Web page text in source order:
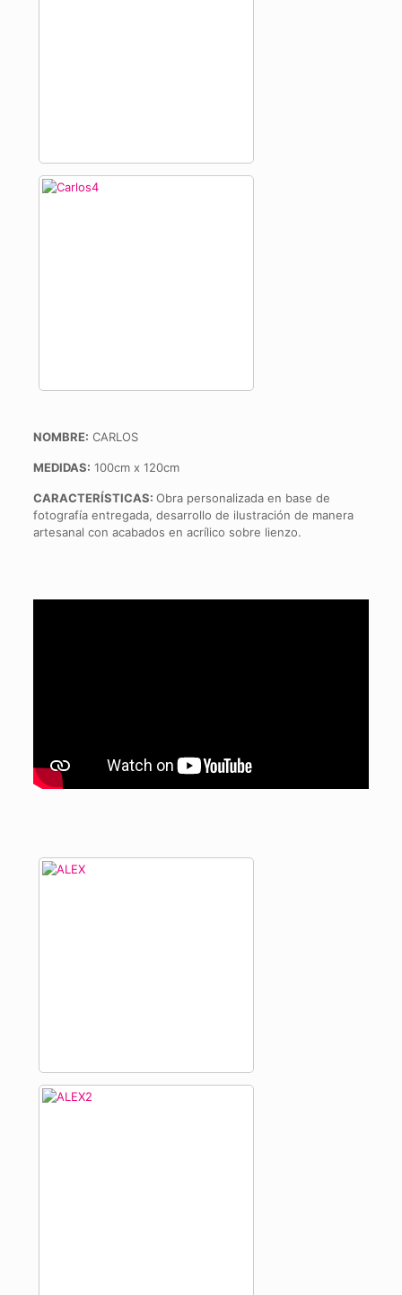
NOMBRE: CARLOS
MEDIDAS: 100cm x 120cm
CARACTERÍSTICAS: Obra personalizada en base de
fotografía entregada, desarrollo de ilustración de manera
artesanal con acabados en acrílico sobre lienzo.